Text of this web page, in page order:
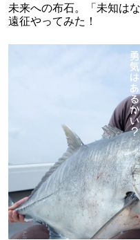
未来への布石。「未知は
遠征やってみた！